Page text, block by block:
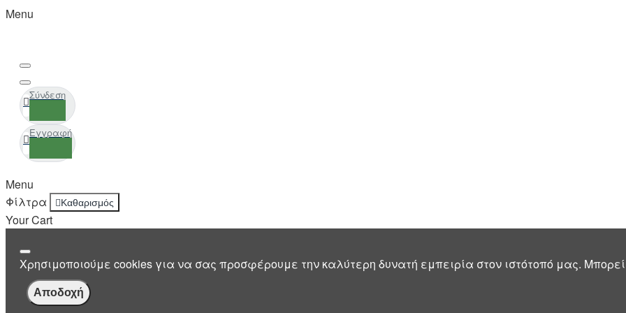
Menu
Σύνδεση
Εγγραφή
Menu
Φίλτρα
Καθαρισμός
Your Cart
Χρησιμοποιούμε cookies για να σας προσφέρουμε την καλύτερη δυνατή εμπειρία στον ιστότοπό μας.
Αποδοχή